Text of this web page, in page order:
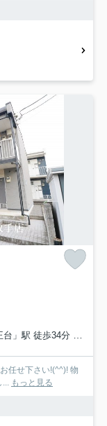
台」駅 徒歩34分 常磐
任せ下さい!(^^)! 物
... もっと見る